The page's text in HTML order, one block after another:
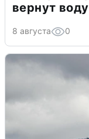
вернут воду
8 августа 0